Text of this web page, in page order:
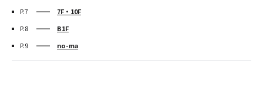
P.7
7F・10F
P.8
B1F
P.9
no-ma